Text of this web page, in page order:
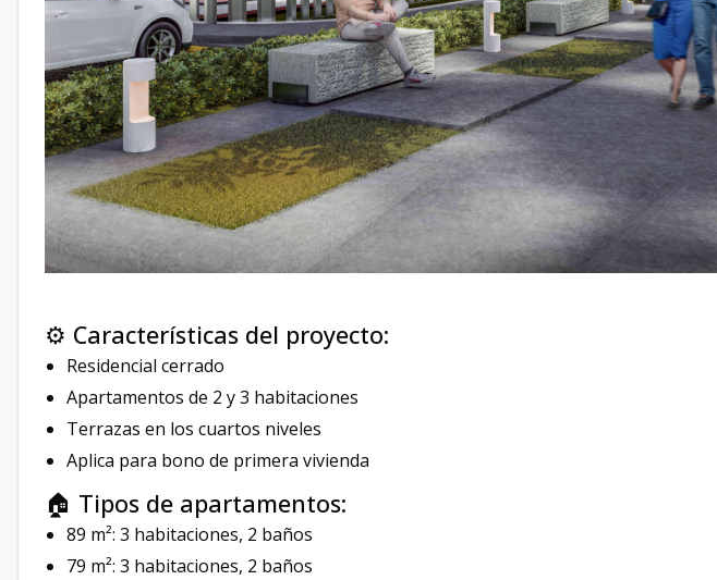
⚙️ Características del proyecto:
Residencial cerrado
Apartamentos de 2 y 3 habitaciones
Terrazas en los cuartos niveles
Aplica para bono de primera vivienda
🏠 Tipos de apartamentos:
89 m²: 3 habitaciones, 2 baños
79 m²: 3 habitaciones, 2 baños